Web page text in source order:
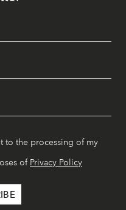
to the processing of my
of Privacy Policy